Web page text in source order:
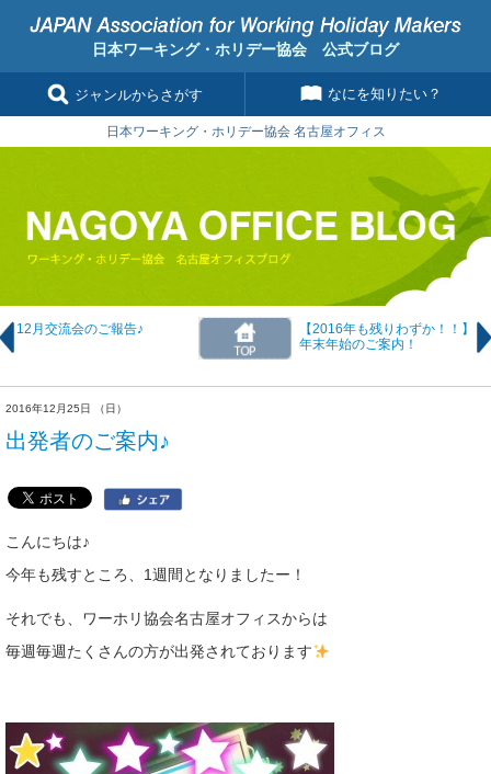
日本ワーキング・ホリデー協会 公式ブログ
ジャンルからさがす なにを知りたい？
日本ワーキング・ホリデー協会 名古屋オフィス
12月交流会のご報告♪
【2016年も残りわずか！！】
年末年始のご案内！
2016年12月25日 （日）
出発者のご案内♪
こんにちは♪
今年も残すところ、1週間となりましたー！
それでも、ワーホリ協会名古屋オフィスからは
毎週毎週たくさんの方が出発されております